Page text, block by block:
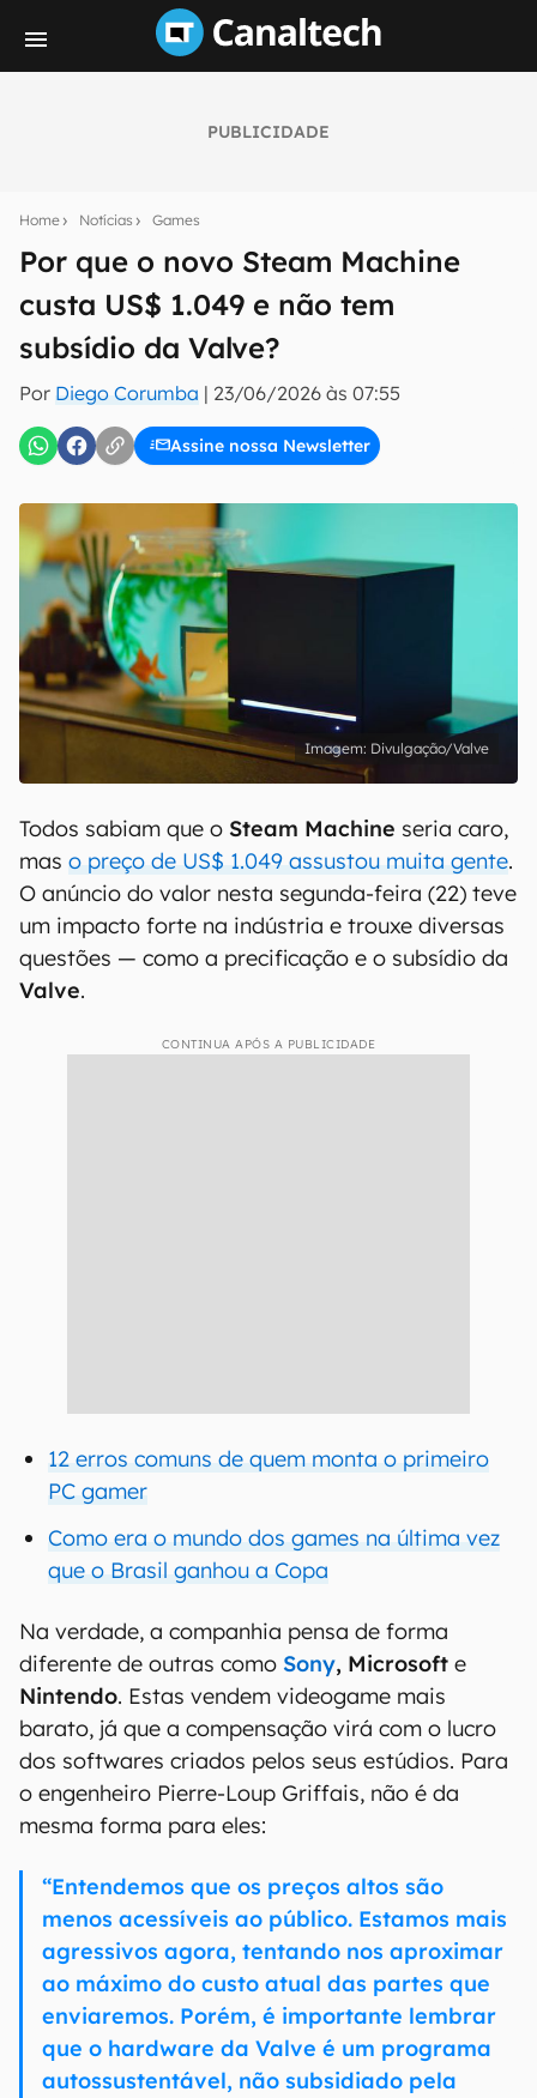
PUBLICIDADE
Home Notícias Games
Por que o novo Steam Machine
custa US$ 1.049 e não tem
subsídio da Valve?
Por Diego Corumba | 23/06/2026 às 07:55
Assine nossa Newsletter
notícias e reviews sobre tecnologia em primeira
E-mail
inscreva-se
Uso e Política de Privacidade do Canaltech.
Divulgação/Valve
Todos sabiam que o Steam Machine seria caro,
mas o preço de US$ 1.049 assustou muita gente.
O anúncio do valor nesta segunda-feira (22) teve
um impacto forte na indústria e trouxe diversas
questões — como a precificação e o subsídio da
Valve.
CONTINUA APÓS A PUBLICIDADE
12 erros comuns de quem monta o primeiro
PC gamer
Como era o mundo dos games na última vez
que o Brasil ganhou a Copa
Na verdade, a companhia pensa de forma
diferente de outras como Sony, Microsoft e
Nintendo. Estas vendem videogame mais
barato, já que a compensação virá com o lucro
dos softwares criados pelos seus estúdios. Para
o engenheiro Pierre-Loup Griffais, não é da
mesma forma para eles:
“Entendemos que os preços altos são
menos acessíveis ao público. Estamos mais
agressivos agora, tentando nos aproximar
ao máximo do custo atual das partes que
enviaremos. Porém, é importante lembrar
que o hardware da Valve é um programa
autossustentável, não subsidiado pela